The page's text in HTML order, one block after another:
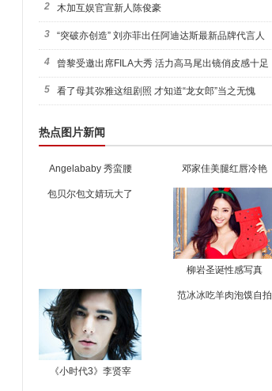
2 木加互娱官宣新人陈俊豪
3 “突破亦创造” 刘亦菲出任阿迪达斯最新品牌代言人
引爆
4 曾黎受邀出席FILA大秀 活力高马尾出镜俏皮感十足
5 看了母其弥雅这组剧照 才知道“龙女郎”当之无愧
热点图片新闻
Angelababy 秀蛮腰 邓家佳美腿红唇冷艳
包贝尔包文婧玩大了
柳岩圣诞性感写真
《小时代3》李贤宰
范冰冰吃羊肉泡馍自拍